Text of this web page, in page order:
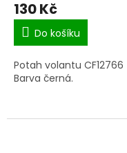
130 Kč
Do košíku
Potah volantu CF12766
Barva černá.